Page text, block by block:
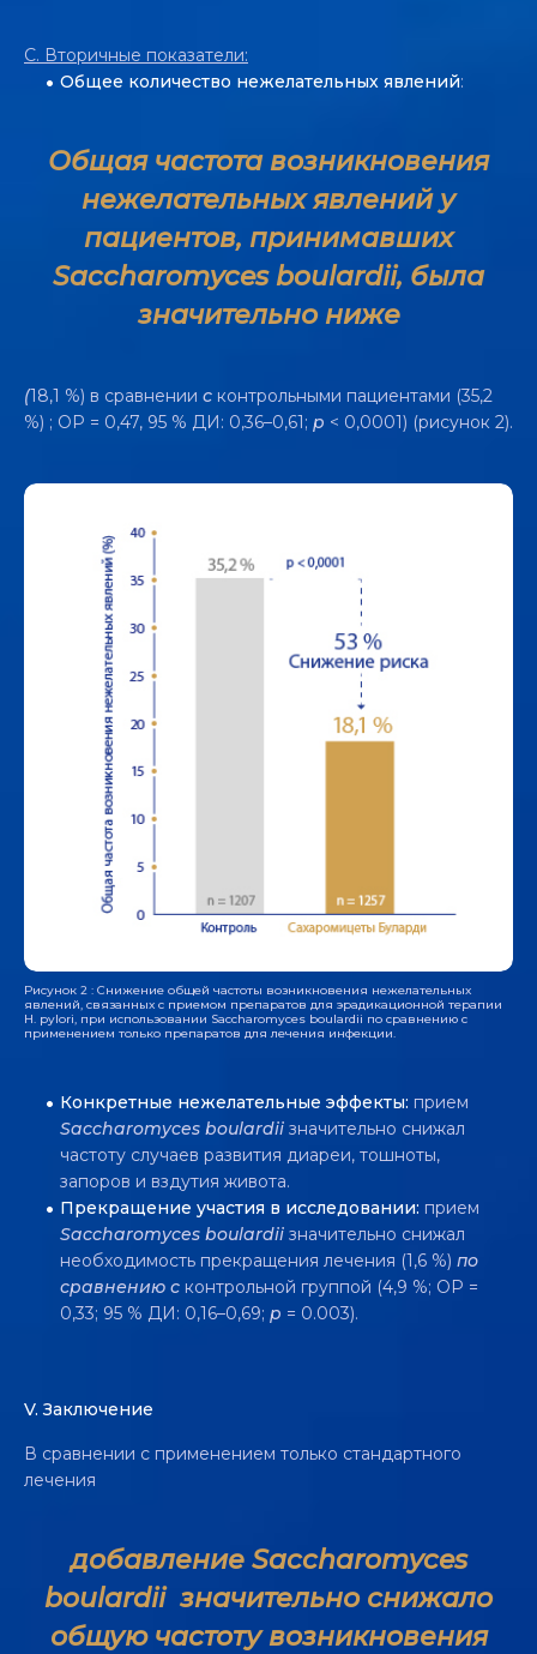
КЛИНИЧЕСКИХ ИССЛЕДОВАНИЯХ
C. Вторичные показатели:
Общее количество нежелательных явлений:
Общая частота возникновения
нежелательных явлений у
пациентов, принимавших
Saccharomyces boulardii, была
значительно ниже
(18,1 %) в сравнении с контрольными пациентами (35,2
%) ; ОР = 0,47, 95 % ДИ: 0,36–0,61; p < 0,0001) (рисунок 2).
Рисунок 2 : Снижение общей частоты возникновения нежелательных
явлений, связанных с приемом препаратов для эрадикационной терапии
H. pylori, при использовании Saccharomyces boulardii по сравнению с
применением только препаратов для лечения инфекции.
Конкретные нежелательные эффекты: прием
Saccharomyces boulardii значительно снижал
частоту случаев развития диареи, тошноты,
запоров и вздутия живота.
Прекращение участия в исследовании: прием
Saccharomyces boulardii значительно снижал
необходимость прекращения лечения (1,6 %) по
сравнению с контрольной группой (4,9 %; ОР =
0,33; 95 % ДИ: 0,16–0,69; p = 0.003).
V. Заключение
В сравнении с применением только стандартного
лечения
добавление Saccharomyces
boulardii значительно снижало
общую частоту возникновения